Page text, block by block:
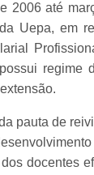
2006 até
Uepa, em
regime
pauta de
docentes